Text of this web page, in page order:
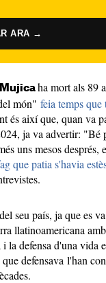
ARA →
ha mort als 89
món" feia temps
és així que, quan va
ja va advertir: "Bé
uns mesos després,
que patia s'havia
seu país, ja que es
llatinoamericana
la defensa d'una vida
defensava l'han